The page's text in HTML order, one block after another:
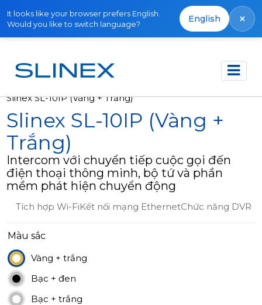
It looks like your browser prefers English.
Would you like to switch language?
English ×
Trang chủ Sản phẩm
Slinex SL-10IP (Vàng + Trắng)
Slinex SL-10IP (Vàng +
Trắng)
Intercom với chuyển tiếp cuộc gọi đến
điện thoại thông minh, bộ tứ và phần
mềm phát hiện chuyển động
Tích hợp Wi-FiKết nối mạng EthernetChức năng DVR
Màu sắc
Vàng + trắng
Bạc + đen
Bạc + trắng